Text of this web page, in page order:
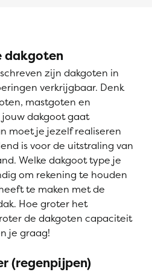
dakgoten
zijn dakgoten in
verkrijgbaar. Denk
mastgoten en
dakgoot gaat
moet je jezelf realiseren
is voor de uitstraling van
Welke dakgoot type je
om rekening te houden
te maken met de
Hoe groter het
de dakgoten capaciteit
je graag!
(regenpijpen)